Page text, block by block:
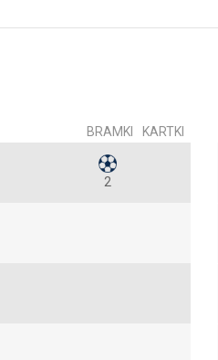
BRAMKI KARTKI
2